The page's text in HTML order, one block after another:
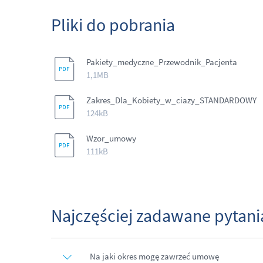
Pliki do pobrania
Pakiety_medyczne_Przewodnik_Pacjenta
1,1MB
Zakres_Dla_Kobiety_w_ciazy_STANDARDOWY
124kB
Wzor_umowy
111kB
Najczęściej zadawane
Na jaki okres mogę zawrzeć umowę